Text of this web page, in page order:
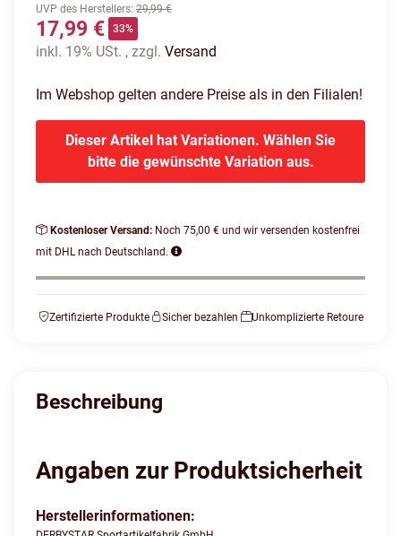
UVP des Herstellers: 29,99 €
17,99 € 33%
inkl. 19% USt. , zzgl. Versand
Im Webshop gelten andere Preise als in den Filialen!
Dieser Artikel hat Variationen. Wählen Sie
bitte die gewünschte Variation aus.
Kostenloser Versand: Noch 75,00 € und wir versenden kostenfrei
mit DHL nach Deutschland.
Zertifizierte Produkte Sicher bezahlen Unkomplizierte Retoure
Beschreibung
Angaben zur Produktsicherheit
Herstellerinformationen: